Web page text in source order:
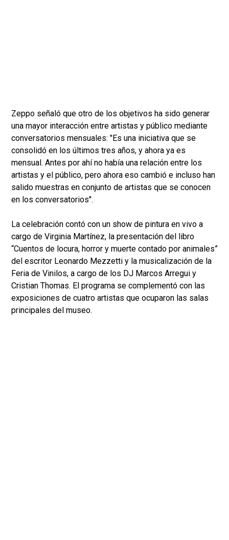
Zeppo señaló que otro de los objetivos ha sido generar
una mayor interacción entre artistas y público mediante
conversatorios mensuales: "Es una iniciativa que se
consolidó en los últimos tres años, y ahora ya es
mensual. Antes por ahí no había una relación entre los
artistas y el público, pero ahora eso cambió e incluso han
salido muestras en conjunto de artistas que se conocen
en los conversatorios".
La celebración contó con un show de pintura en vivo a
cargo de Virginia Martínez, la presentación del libro
“Cuentos de locura, horror y muerte contado por animales”
del escritor Leonardo Mezzetti y la musicalización de la
Feria de Vinilos, a cargo de los DJ Marcos Arregui y
Cristian Thomas. El programa se complementó con las
exposiciones de cuatro artistas que ocuparon las salas
principales del museo.